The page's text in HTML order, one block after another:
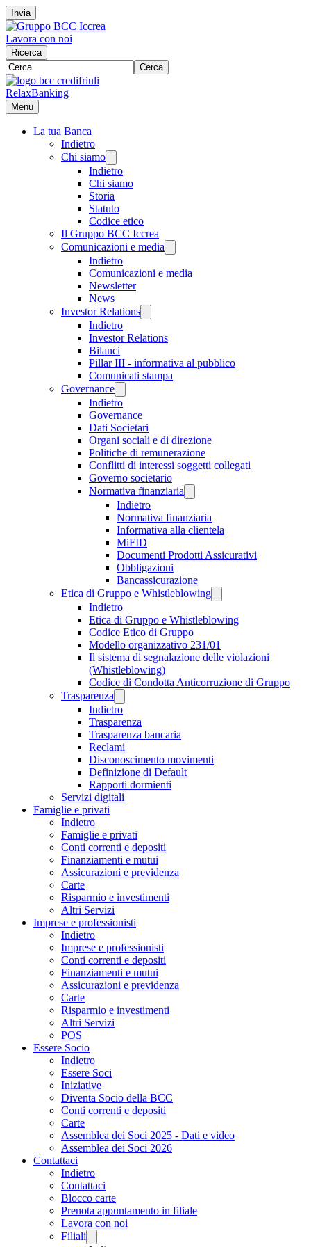
Invia
Lavora con noi
Ricerca
Cerca
RelaxBanking
Menu
La tua Banca
Indietro
Chi siamo
Indietro
Chi siamo
Storia
Statuto
Codice etico
Il Gruppo BCC Iccrea
Comunicazioni e media
Indietro
Comunicazioni e media
Newsletter
News
Investor Relations
Indietro
Investor Relations
Bilanci
Pillar III - informativa al pubblico
Comunicati stampa
Governance
Indietro
Governance
Dati Societari
Organi sociali e di direzione
Politiche di remunerazione
Conflitti di interessi soggetti collegati
Governo societario
Normativa finanziaria
Indietro
Normativa finanziaria
Informativa alla clientela
MiFID
Documenti Prodotti Assicurativi
Obbligazioni
Bancassicurazione
Etica di Gruppo e Whistleblowing
Indietro
Etica di Gruppo e Whistleblowing
Codice Etico di Gruppo
Modello organizzativo 231/01
Il sistema di segnalazione delle violazioni
(Whistleblowing)
Codice di Condotta Anticorruzione di Gruppo
Trasparenza
Indietro
Trasparenza
Trasparenza bancaria
Reclami
Disconoscimento movimenti
Definizione di Default
Rapporti dormienti
Servizi digitali
Famiglie e privati
Indietro
Famiglie e privati
Conti correnti e depositi
Finanziamenti e mutui
Assicurazioni e previdenza
Carte
Risparmio e investimenti
Altri Servizi
Imprese e professionisti
Indietro
Imprese e professionisti
Conti correnti e depositi
Finanziamenti e mutui
Assicurazioni e previdenza
Carte
Risparmio e investimenti
Altri Servizi
POS
Essere Socio
Indietro
Essere Soci
Iniziative
Diventa Socio della BCC
Conti correnti e depositi
Carte
Assemblea dei Soci 2025 - Dati e video
Assemblea dei Soci 2026
Contattaci
Indietro
Contattaci
Blocco carte
Prenota appuntamento in filiale
Lavora con noi
Filiali